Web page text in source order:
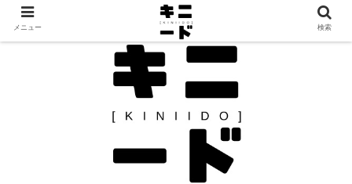
見つけたモノを、見つけたままに。カルチャーと日常のレビュー帖
メニュー 検索